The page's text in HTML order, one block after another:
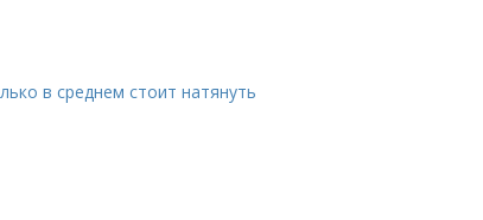
в среднем стоит натянуть